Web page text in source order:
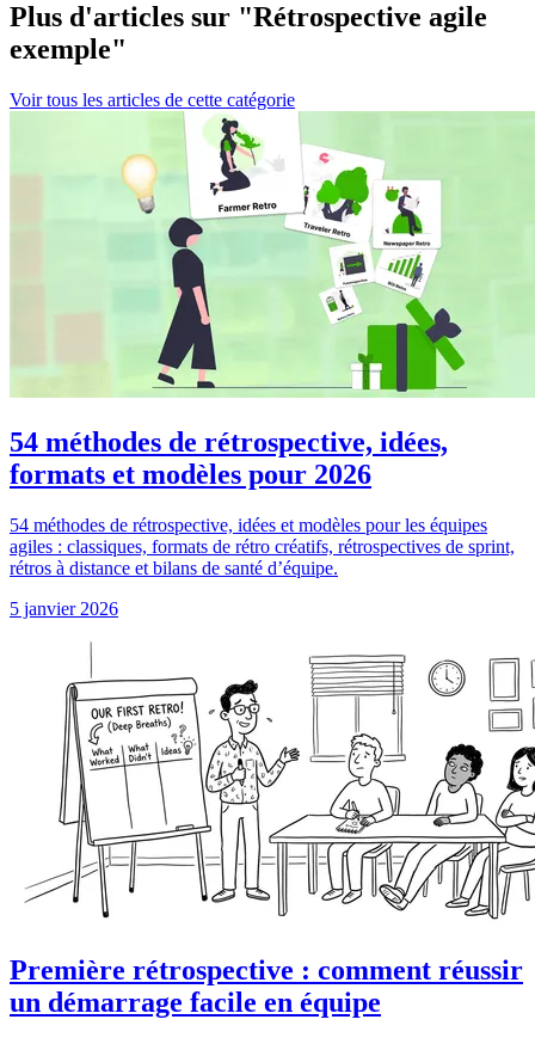
Plus d'articles sur "Rétrospective agile
exemple"
Voir tous les articles de cette catégorie
54 méthodes de rétrospective, idées,
formats et modèles pour 2026
54 méthodes de rétrospective, idées et modèles pour les équipes
agiles : classiques, formats de rétro créatifs, rétrospectives de sprint,
rétros à distance et bilans de santé d’équipe.
5 janvier 2026
Première rétrospective : comment réussir
un démarrage facile en équipe